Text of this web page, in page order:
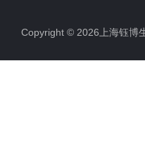
Copyright © 2026上海钰博